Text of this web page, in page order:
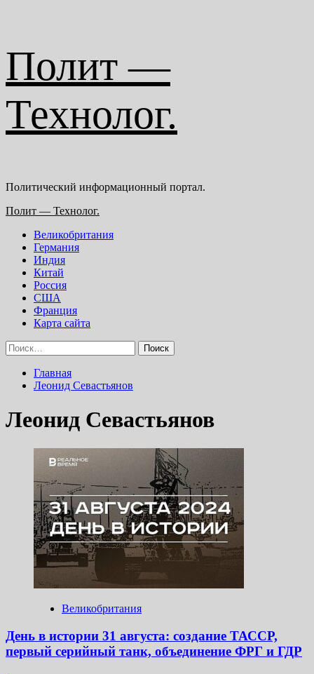
содержимому
Полит —
Технолог.
Политический информационный портал.
Основное
Полит — Технолог.
Великобритания
Германия
Индия
Китай
Россия
США
Франция
Карта сайта
Найти:
Главная
Леонид Севастьянов
Леонид Севастьянов
Великобритания
День в истории 31 августа: создание ТАССР,
первый серийный танк, объединение ФРГ и ГДР